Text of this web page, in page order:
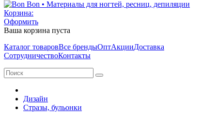
Корзина:
Оформить
Ваша корзина пуста
Каталог товаровВсе брендыОптАкцииДоставка
СотрудничествоКонтакты
Дизайн
Стразы, бульонки